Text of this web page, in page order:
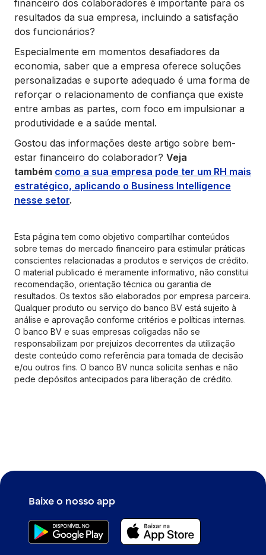
financeiro dos colaboradores é importante para os
resultados da sua empresa, incluindo a satisfação
dos funcionários?
Especialmente em momentos desafiadores da
economia, saber que a empresa oferece soluções
personalizadas e suporte adequado é uma forma de
reforçar o relacionamento de confiança que existe
entre ambas as partes, com foco em impulsionar a
produtividade e a saúde mental.
Gostou das informações deste artigo sobre bem-
estar financeiro do colaborador? Veja
também como a sua empresa pode ter um RH mais
estratégico, aplicando o Business Intelligence
nesse setor.
Esta página tem como objetivo compartilhar conteúdos
sobre temas do mercado financeiro para estimular práticas
conscientes relacionadas a produtos e serviços de crédito.
O material publicado é meramente informativo, não constitui
recomendação, orientação técnica ou garantia de
resultados. Os textos são elaborados por empresa parceira.
Qualquer produto ou serviço do banco BV está sujeito à
análise e aprovação conforme critérios e políticas internas.
O banco BV e suas empresas coligadas não se
responsabilizam por prejuízos decorrentes da utilização
deste conteúdo como referência para tomada de decisão
e/ou outros fins. O banco BV nunca solicita senhas e não
pede depósitos antecipados para liberação de crédito.
Baixe o nosso app